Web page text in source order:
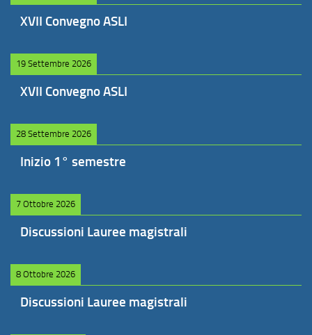
XVII Convegno ASLI
19 Settembre 2026
XVII Convegno ASLI
28 Settembre 2026
Inizio 1° semestre
7 Ottobre 2026
Discussioni Lauree magistrali
8 Ottobre 2026
Discussioni Lauree magistrali